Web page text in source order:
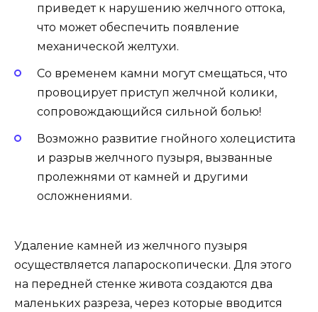
приведет к нарушению желчного оттока,
что может обеспечить появление
механической желтухи.
Со временем камни могут смещаться, что
провоцирует приступ желчной колики,
сопровождающийся сильной болью!
Возможно развитие гнойного холецистита
и разрыв желчного пузыря, вызванные
пролежнями от камней и другими
осложнениями.
Удаление камней из желчного пузыря
осуществляется лапароскопически. Для этого
на передней стенке живота создаются два
маленьких разреза, через которые вводится